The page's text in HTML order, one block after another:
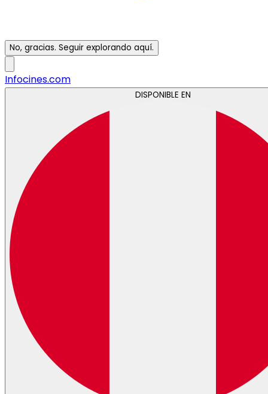
No, gracias. Seguir explorando aquí.
Infocines.com
DISPONIBLE EN